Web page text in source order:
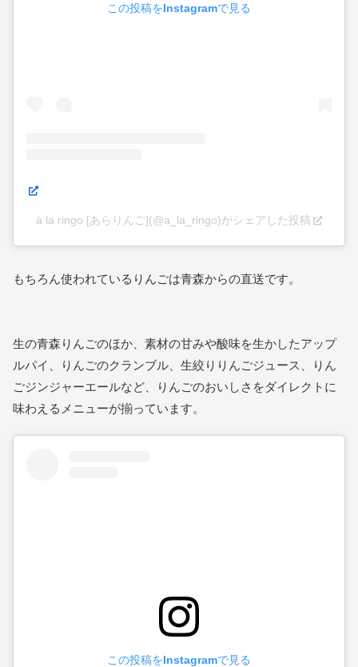
この投稿をInstagramで見る
à la ringo [あらりんご](@a_la_ringo)がシェアした投稿
もちろん使われているりんごは青森からの直送です。
生の青森りんごのほか、素材の甘みや酸味を生かしたアップ
ルパイ、りんごのクランブル、生絞りりんごジュース、りん
ごジンジャーエールなど、りんごのおいしさをダイレクトに
味わえるメニューが揃っています。
この投稿をInstagramで見る